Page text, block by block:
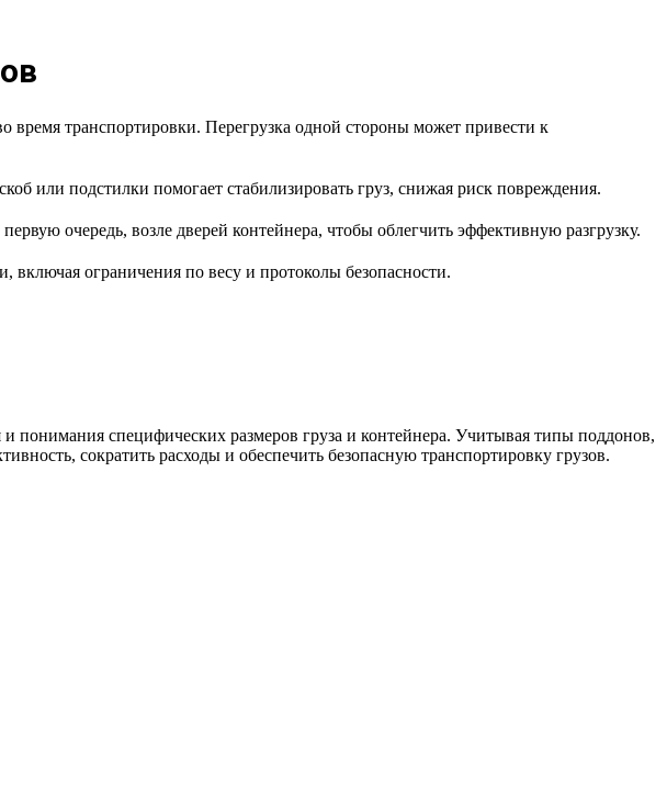
время транспортировки. Перегрузка одной стороны может привести к
или подстилки помогает стабилизировать груз, снижая риск повреждения.
очередь, возле дверей контейнера, чтобы облегчить эффективную разгрузку.
ограничения по весу и протоколы безопасности.
понимания специфических размеров груза и контейнера. Учитывая типы поддонов,
сократить расходы и обеспечить безопасную транспортировку грузов.